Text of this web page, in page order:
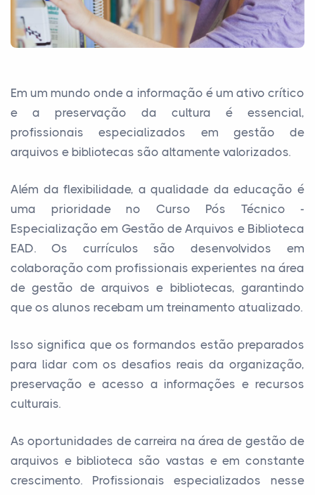
Em um mundo onde a informação é um ativo crítico
e a preservação da cultura é essencial,
profissionais especializados em gestão de
arquivos e bibliotecas são altamente valorizados.
Além da flexibilidade, a qualidade da educação é
uma prioridade no Curso Pós Técnico -
Especialização em Gestão de Arquivos e Biblioteca
EAD. Os currículos são desenvolvidos em
colaboração com profissionais experientes na área
de gestão de arquivos e bibliotecas, garantindo
que os alunos recebam um treinamento atualizado.
Isso significa que os formandos estão preparados
para lidar com os desafios reais da organização,
preservação e acesso a informações e recursos
culturais.
As oportunidades de carreira na área de gestão de
arquivos e biblioteca são vastas e em constante
crescimento. Profissionais especializados nesse